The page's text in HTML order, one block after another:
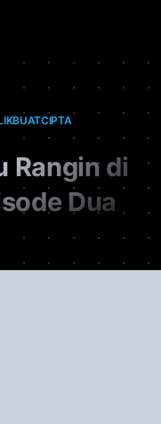
Rangin di
Dua